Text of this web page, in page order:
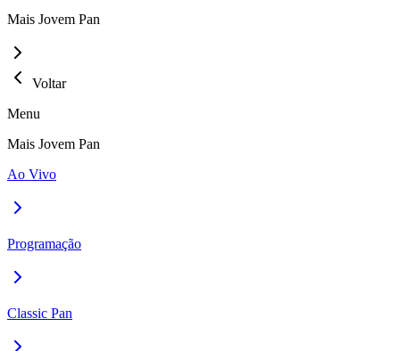
Mais Jovem Pan
Voltar
Menu
Mais Jovem Pan
Ao Vivo
Programação
Classic Pan